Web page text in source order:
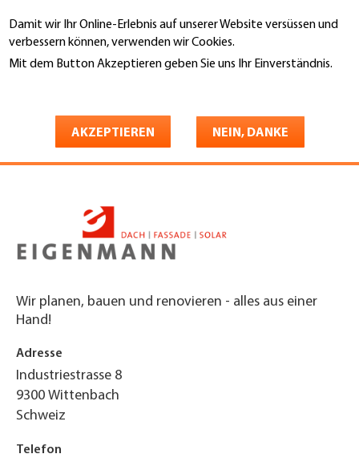
Damit wir Ihr Online-Erlebnis auf unserer Website versüssen und
verbessern können, verwenden wir Cookies.
Mit dem Button Akzeptieren geben Sie uns Ihr Einverständnis.
AKZEPTIEREN NEIN, DANKE
zum
Inhalt
Eigenmann AG Bedachungen
und Spenglerei
Wir planen, bauen und renovieren - alles aus einer
Hand!
Adresse
Industriestrasse 8
9300 Wittenbach
Schweiz
Telefon